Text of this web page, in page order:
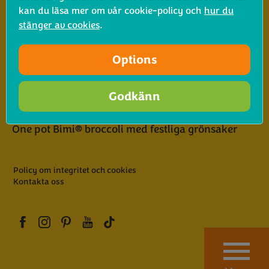
kan du läsa mer om vår cookie-policy och hur du
stänger av cookies.
Options
Godkänn
Skäl att älska Bimi® broccoli
Lär dig de 5 vanligaste franska såserna
One pot Bimi® broccoli med festliga grönsaker
Policy om integritet och cookies
Kontakta oss